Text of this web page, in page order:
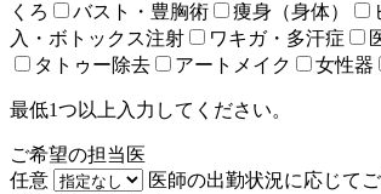
くろ
バスト・豊胸術 痩身（身体）
入・ボトックス注射
ワキガ・多汗症
タトゥー除去
アートメイク 女性器
最低1つ以上入力してください。
ご希望の担当医
任意
医師の出勤状況に応じて